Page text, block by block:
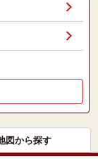
図から探す